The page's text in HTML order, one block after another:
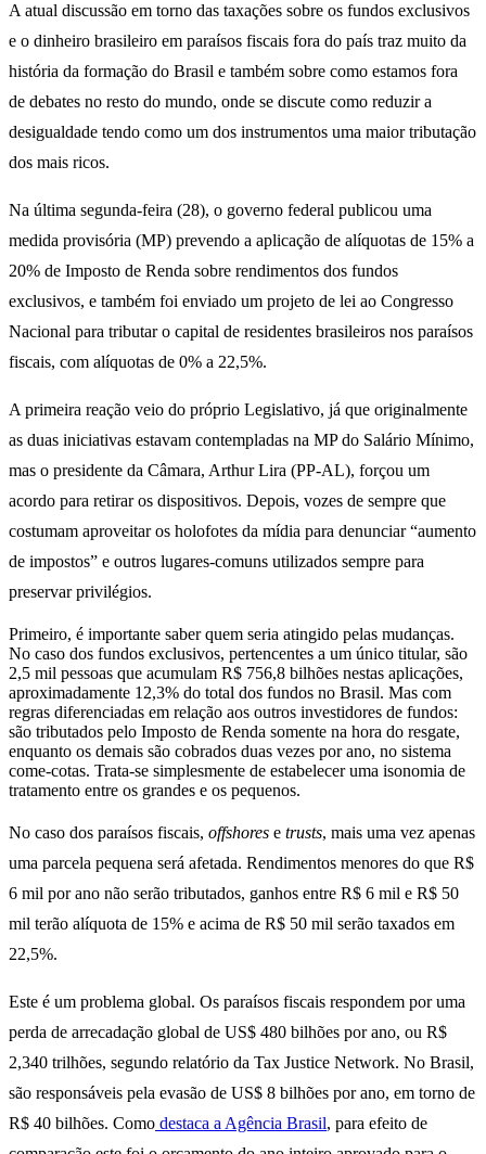
A atual discussão em torno das taxações sobre os fundos exclusivos
e o dinheiro brasileiro em paraísos fiscais fora do país traz muito da
história da formação do Brasil e também sobre como estamos fora
de debates no resto do mundo, onde se discute como reduzir a
desigualdade tendo como um dos instrumentos uma maior tributação
dos mais ricos.
Na última segunda-feira (28), o governo federal publicou uma
medida provisória (MP) prevendo a aplicação de alíquotas de 15% a
20% de Imposto de Renda sobre rendimentos dos fundos
exclusivos, e também foi enviado um projeto de lei ao Congresso
Nacional para tributar o capital de residentes brasileiros nos paraísos
fiscais, com alíquotas de 0% a 22,5%.
A primeira reação veio do próprio Legislativo, já que originalmente
as duas iniciativas estavam contempladas na MP do Salário Mínimo,
mas o presidente da Câmara, Arthur Lira (PP-AL), forçou um
acordo para retirar os dispositivos. Depois, vozes de sempre que
costumam aproveitar os holofotes da mídia para denunciar “aumento
de impostos” e outros lugares-comuns utilizados sempre para
preservar privilégios.
Primeiro, é importante saber quem seria atingido pelas mudanças.
No caso dos fundos exclusivos, pertencentes a um único titular, são
2,5 mil pessoas que acumulam R$ 756,8 bilhões nestas aplicações,
aproximadamente 12,3% do total dos fundos no Brasil. Mas com
regras diferenciadas em relação aos outros investidores de fundos:
são tributados pelo Imposto de Renda somente na hora do resgate,
enquanto os demais são cobrados duas vezes por ano, no sistema
come-cotas. Trata-se simplesmente de estabelecer uma isonomia de
tratamento entre os grandes e os pequenos.
No caso dos paraísos fiscais, offshores e trusts, mais uma vez apenas
uma parcela pequena será afetada. Rendimentos menores do que R$
6 mil por ano não serão tributados, ganhos entre R$ 6 mil e R$ 50
mil terão alíquota de 15% e acima de R$ 50 mil serão taxados em
22,5%.
Este é um problema global. Os paraísos fiscais respondem por uma
perda de arrecadação global de US$ 480 bilhões por ano, ou R$
2,340 trilhões, segundo relatório da Tax Justice Network. No Brasil,
são responsáveis pela evasão de US$ 8 bilhões por ano, em torno de
R$ 40 bilhões. Como destaca a Agência Brasil, para efeito de